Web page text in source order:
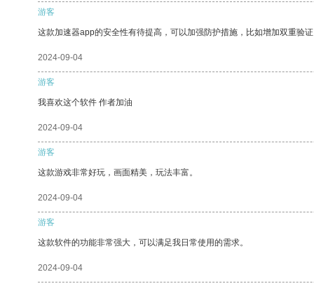
游客
这款加速器app的安全性有待提高，可以加强防护措施，比如增加双重验
2024-09-04
游客
我喜欢这个软件 作者加油
2024-09-04
游客
这款游戏非常好玩，画面精美，玩法丰富。
2024-09-04
游客
这款软件的功能非常强大，可以满足我日常使用的需求。
2024-09-04